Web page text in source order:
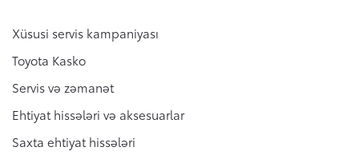
Xəbərlər, Hekayələr və Tədbirlər
Bizimlə əlaqə
Xüsusi servis kampaniyası
Toyota Kasko
Servis və zəmanət
Ehtiyat hissələri və aksesuarlar
Saxta ehtiyat hissələri